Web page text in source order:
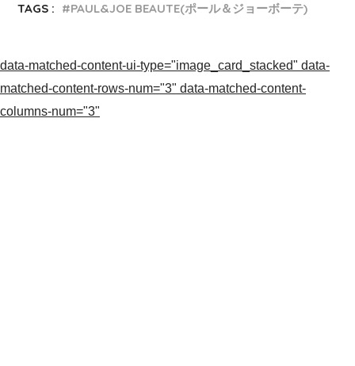
TAGS :
PAUL&JOE BEAUTE(ポール＆ジョーボーテ)
data-matched-content-ui-type="image_card_stacked" data-
matched-content-rows-num="3" data-matched-content-
columns-num="3"